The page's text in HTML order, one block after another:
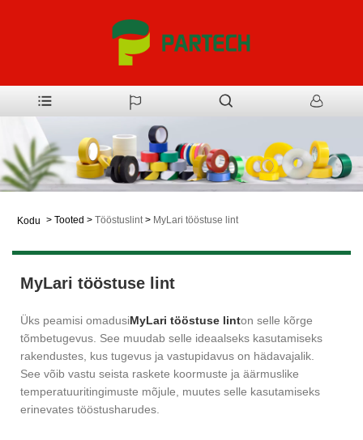
Kodu > Tooted > Tööstuslint> MyLari tööstuse lint
MyLari tööstuse lint
Üks peamisi omadusiMyLari tööstuse linton selle kõrge
tõmbetugevus. See muudab selle ideaalseks kasutamiseks
rakendustes, kus tugevus ja vastupidavus on hädavajalik.
See võib vastu seista raskete koormuste ja äärmuslike
temperatuuritingimuste mõjule, muutes selle kasutamiseks
erinevates tööstusharudes.